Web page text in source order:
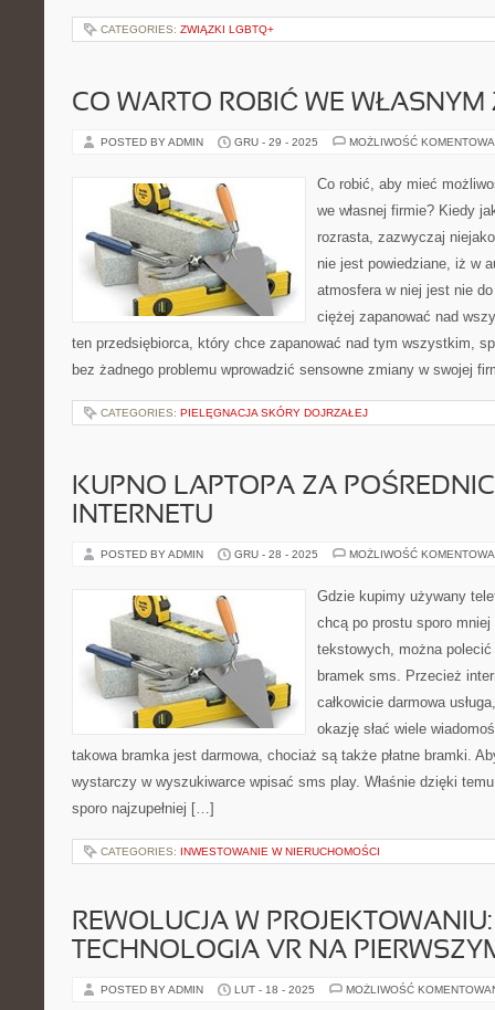
CATEGORIES: ZWIĄZKI LGBTQ+
CO WARTO ROBIĆ WE WŁASNYM
POSTED BY ADMIN GRU - 29 - 2025 MOŻLIWOŚĆ
Co robić, aby mieć
we własnej firmie? Kiedy
rozrasta, zazwyczaj
nie jest powiedziane, iż w
atmosfera w niej jest nie
ciężej zapanować nad
ten przedsiębiorca, który chce zapanować nad tym wszystkim,
bez żadnego problemu wprowadzić sensowne zmiany w swojej
CATEGORIES: PIELĘGNACJA SKÓRY DOJRZAŁEJ
KUPNO LAPTOPA ZA
INTERNETU
POSTED BY ADMIN GRU - 28 - 2025 MOŻLIWOŚĆ
Gdzie kupimy używany
chcą po prostu sporo mniej
tekstowych, można
bramek sms. Przecież
całkowicie darmowa
okazję słać wiele
takowa bramka jest darmowa, chociaż są także płatne bramki.
wystarczy w wyszukiwarce wpisać sms play. Właśnie dzięki
sporo najzupełniej […]
CATEGORIES: INWESTOWANIE W NIERUCHOMOŚCI
REWOLUCJA W PROJEKTOWANIU:
TECHNOLOGIA VR NA
POSTED BY ADMIN LUT - 18 - 2025 MOŻLIWOŚĆ